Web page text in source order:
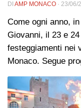
DI AMP MONACO · 23/06/
Come ogni anno,
Giovanni, il 23 e
festeggiamenti nei
Monaco. Segue